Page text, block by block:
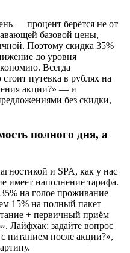
— процент берётся не от
базовой цены,
Поэтому скидка 35%
до уровня
Всегда
путевка в рублях на
акции?» — и
без скидки,
полного дня, а
и SPA, как у нас
имеет наполнение тарифа.
на голое проживание
15% на полный пакет
+ первичный приём
Лайфхак: задайте вопрос
с питанием после акции?»,